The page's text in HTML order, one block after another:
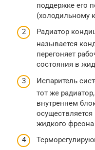
поддержке его
(холодильному
Радиатор
называется
перегоняет
состояния в
Испаритель
тот же
внутреннем
жидкого фреона